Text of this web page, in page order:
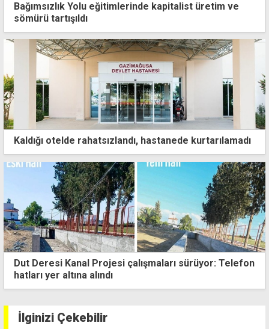
Bağımsızlık Yolu eğitimlerinde kapitalist üretim ve
sömürü tartışıldı
Kaldığı otelde rahatsızlandı, hastanede kurtarılamadı
Mustafa Paşa'nın ölüm nedeni belli oldu
İlginizi Çekebilir